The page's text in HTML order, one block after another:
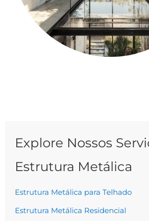
Explore Nossos
Estrutura Metálica
Estrutura Metálica para Telhado
Estrutura Metálica Residencial